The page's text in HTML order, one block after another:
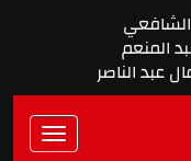
المنعم
عبد الناصر
Toggle